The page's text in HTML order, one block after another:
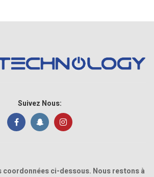
Suivez Nous:
coordonnées ci-dessous. Nous restons à